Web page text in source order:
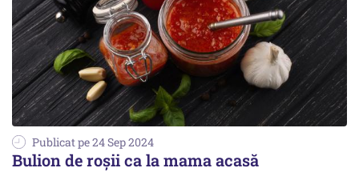
Publicat pe 24 Sep 2024
Bulion de roșii ca la mama acasă